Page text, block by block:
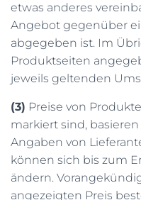
etwas anderes
Angebot gegenüber
abgegeben ist. Im
Produktseiten
jeweils geltenden
(3) Preise von
markiert sind,
Angaben von
können sich bis zum
ändern.
angezeigten Preis